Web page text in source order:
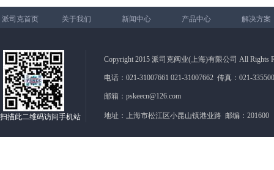
派司克首页 关于我们 新闻中心 产品中心 解决方案
Copyright 2015 派司克阀业(上海)有限公司 All Rights
电话：021-31007661 021-31007662 传真：021-
邮箱：pskeecn@126.com
地址：上海市松江区小昆山镇港业路 邮编：201600
扫描此二维码访问手机站